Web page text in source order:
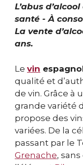
L’abus
santé - À
La vente
ans.
Le vin
qualité et
de vin. Grâce à
grande variété
propose des
variées. De la
passant par le
Grenache,